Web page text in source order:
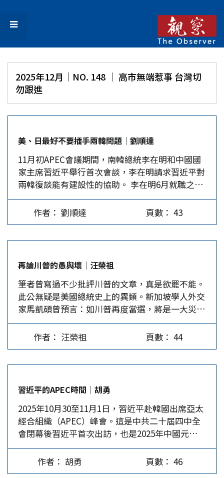
2025年12月｜NO. 148 │ 高市無端惹事 台灣切
勿跟進
美、日最好不要插手兩韓問題│劉順達
11月初APEC會議期間，南韓總統李在明和中國國
家主席習近平舉行首次會談，李在明請求習近平對
兩韓復談能有建設性的協助。 李在明6月就職之
後，在許多場合都不斷向北韓國務委員長金正恩釋
放各種「善意」，在對國會施政演說，向國會議員
爭取明年度政府總預算時，也不忘提及要與北韓改
之間的信任及對話基石，他將以大膽與不拘小節的
方式傾注全力進行此事。他更強調，國家的國防靠
外力支撐，有損韓國人的自尊心。南韓憲法明文規
定，政黨輪替後，不管總統屬於哪一個政黨，都必
須遵守憲法施政。因此，兩韓沒有「統獨問題」，
只有何時或以何種方式「和平統一」的問題。 本
屆APEC會議前的「習川會」，或會議期間的「川
李會」、「習李會」，都不見任何人提到台灣。而
明就必須面對「司法問題」。首爾中央地方法院對
與李在明的大庄洞土地開發舞弊案有關的5名人員
全部判了重罪，在野黨國會議員107人也立即要求
李在明接受審判，南韓不少年輕人則在街頭展開全
國簽名運動，要趕李在明下台。…
作者： 劉順達 頁數： 43
再論川普的愚與壞│汪榮祖
筆者曾寫過不少批評川普的文章，真是欲罷不能。
此公無疑是美國總統史上的異類。新加坡學人外交
家馬凱碩曾預言：如川普再度當選，將是一大災
難。不幸而言中，他第二任期果然胡作非為，一意
孤行，搞得天下大亂，處處透露他的愚與壞。 川
普之愚 川普的愚不是天生笨，而是後天富二代養
盲從而死。他到處搶稀土，並揚言一年後稀土將多
到難以處理，不悟稀土非稀，是稀在精煉。他撕毀
伊核協議遺患無窮，他更無知到悍然退出《聯合國
氣候變化框架公約》，茫然不知地球暖化會造成災
難。川普是大國總統，他之愚將遺患世界，禍及子
孫，罪大惡極矣。 有智慧的人謀定而動，然他經
常貿然行動，不計後果；他信關稅萬能，只想看白
花花的銀子入袋，不見破壞世界貿易體系，攪亂互
作者： 汪榮祖 頁數： 44
習近平的APEC時間│胡勇
2025年10月30至11月1日，習近平赴韓國出席亞太
經合組織（APEC）峰會。這是中共二十屆四中全
會閉幕後習近平首次出訪，也是2025年中國元首出
訪外交的收官之作。由於舉世矚目的「習川會」在
此期間舉行，故習近平此訪格外受到關注。 事實
上，除了6年來的首次「習川會」，習近平的APEC
作者： 胡勇 頁數： 46